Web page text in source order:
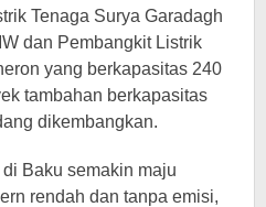
Tenaga Surya Garadagh
dan Pembangkit Listrik
yang berkapasitas 240
tambahan berkapasitas
dikembangkan.
Baku semakin maju
rendah dan tanpa emisi,